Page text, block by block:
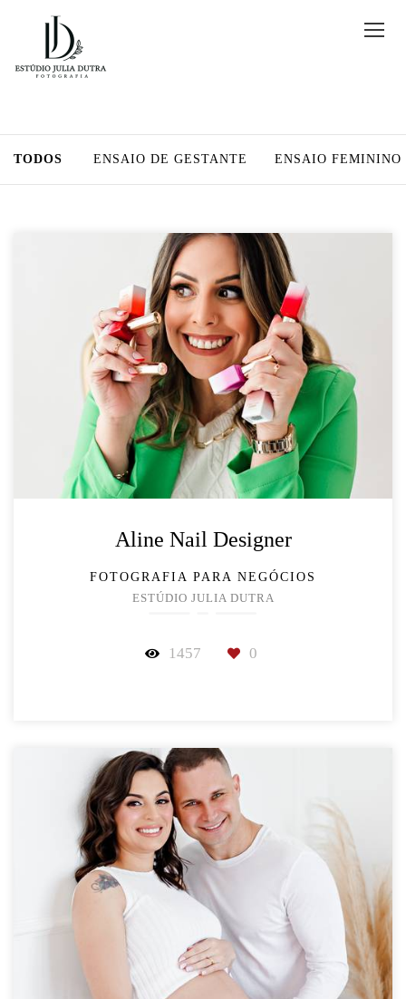
TODOS ENSAIO DE GESTANTE ENSAIO FEMININO
Aline Nail Designer
FOTOGRAFIA PARA NEGÓCIOS
ESTÚDIO JULIA DUTRA
1457 0